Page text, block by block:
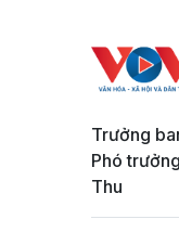
Trưởng
Phó
Thu